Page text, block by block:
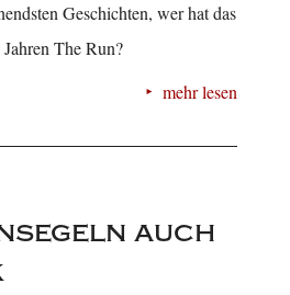
Geschichten, wer hat das
The Run?
mehr lesen
auch